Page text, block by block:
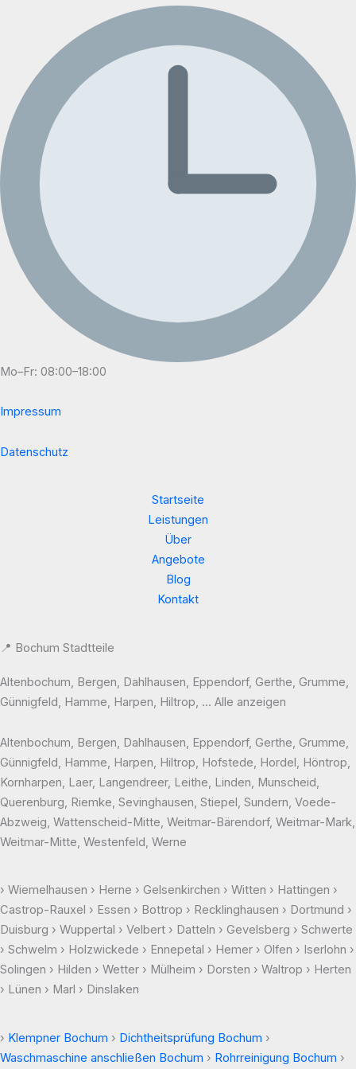
Mo–Fr: 08:00–18:00
Impressum
Datenschutz
Startseite
Leistungen
Über
Angebote
Blog
Kontakt
📍 Bochum Stadtteile
Altenbochum, Bergen, Dahlhausen, Eppendorf, Gerthe, Grumme,
Günnigfeld, Hamme, Harpen, Hiltrop, ... Alle anzeigen
Altenbochum, Bergen, Dahlhausen, Eppendorf, Gerthe, Grumme,
Günnigfeld, Hamme, Harpen, Hiltrop, Hofstede, Hordel, Höntrop,
Kornharpen, Laer, Langendreer, Leithe, Linden, Munscheid,
Querenburg, Riemke, Sevinghausen, Stiepel, Sundern, Voede-
Abzweig, Wattenscheid-Mitte, Weitmar-Bärendorf, Weitmar-Mark,
Weitmar-Mitte, Westenfeld, Werne
› Wiemelhausen › Herne › Gelsenkirchen › Witten › Hattingen ›
Castrop-Rauxel › Essen › Bottrop › Recklinghausen › Dortmund ›
Duisburg › Wuppertal › Velbert › Datteln › Gevelsberg › Schwerte
› Schwelm › Holzwickede › Ennepetal › Hemer › Olfen › Iserlohn ›
Solingen › Hilden › Wetter › Mülheim › Dorsten › Waltrop › Herten
› Lünen › Marl › Dinslaken
› Klempner Bochum › Dichtheitsprüfung Bochum ›
Waschmaschine anschließen Bochum › Rohrreinigung Bochum ›